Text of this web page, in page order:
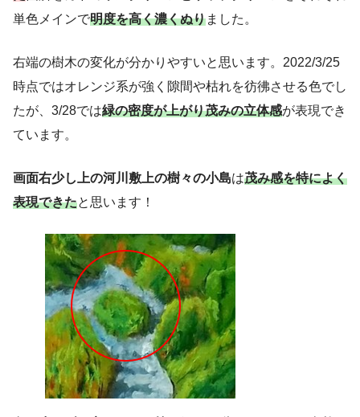
単色メインで明度を高く濃くぬりました。
右端の樹木の変化が分かりやすいと思います。2022/3/25
時点ではオレンジ系が強く隙間や枯れを彷彿させる色でし
たが、3/28では緑の密度が上がり茂みの立体感が表現でき
ています。
画面右少し上の河川敷上の樹々の小島は茂み感を特によく
表現できたと思います！